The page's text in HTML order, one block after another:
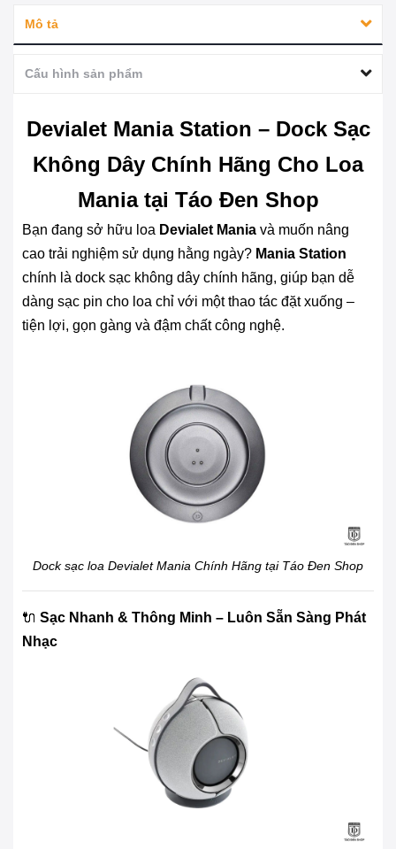
Mô tả
Cấu hình sản phẩm
Devialet Mania Station – Dock Sạc
Không Dây Chính Hãng Cho Loa
Mania tại Táo Đen Shop
Bạn đang sở hữu loa Devialet Mania và muốn nâng
cao trải nghiệm sử dụng hằng ngày? Mania Station
chính là dock sạc không dây chính hãng, giúp bạn dễ
dàng sạc pin cho loa chỉ với một thao tác đặt xuống –
tiện lợi, gọn gàng và đậm chất công nghệ.
Dock sạc loa Devialet Mania Chính Hãng tại Táo Đen Shop
🔌 Sạc Nhanh & Thông Minh – Luôn Sẵn Sàng Phát
Nhạc